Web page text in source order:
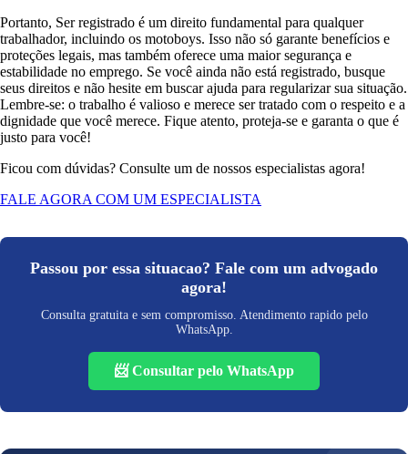
Portanto, Ser registrado é um direito fundamental para qualquer
trabalhador, incluindo os motoboys. Isso não só garante benefícios e
proteções legais, mas também oferece uma maior segurança e
estabilidade no emprego. Se você ainda não está registrado, busque
seus direitos e não hesite em buscar ajuda para regularizar sua situação.
Lembre-se: o trabalho é valioso e merece ser tratado com o respeito e a
dignidade que você merece. Fique atento, proteja-se e garanta o que é
justo para você!
Ficou com dúvidas? Consulte um de nossos especialistas agora!
FALE AGORA COM UM ESPECIALISTA
Passou por essa situacao? Fale com um advogado
agora!
Consulta gratuita e sem compromisso. Atendimento rapido pelo
WhatsApp.
📨 Consultar pelo WhatsApp